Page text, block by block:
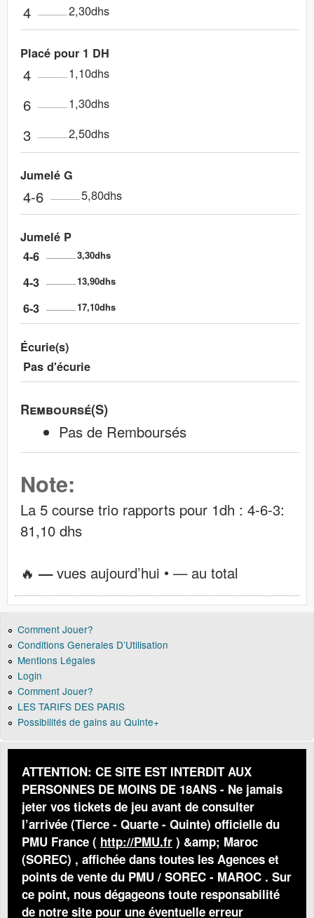
4 2,30dhs
Placé pour 1 DH
4 1,10dhs
6 1,30dhs
3 2,50dhs
Jumelé G
4-6 5,80dhs
Jumelé P
4-6
3,30dhs
4-3 13,90dhs
6-3 17,10dhs
Écurie(s)
Pas d'écurie
Remboursé(s)
Pas de Remboursés
Note:
La 5 course trio rapports pour 1dh : 4-6-3:
81,10 dhs
🔥—vues aujourd’hui •—au total
Comment Jouer?
Conditions Generales D’Utilisation
Mentions Légales
Login
Comment Jouer?
LES TARIFS DES PARIS
Possibilités de gains au Quinte+
ATTENTION: CE SITE EST INTERDIT AUX
PERSONNES DE MOINS DE 18ANS - Ne jamais
jeter vos tickets de jeu avant de consulter
l’arrivée (Tierce - Quarte - Quinte) officielle du
PMU France ( http://PMU.fr ) &amp; Maroc
(SOREC) , affichée dans toutes les Agences et
points de vente du PMU / SOREC - MAROC . Sur
ce point, nous dégageons toute responsabilité
de notre site pour une éventuelle erreur